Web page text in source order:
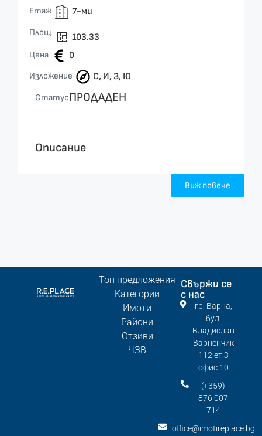
Етаж
7-ми
Площ
103.33
Цена
0
Изложение
С, И, З, Ю
СтатусПРОДАДЕН
Описание
Виж повече
Топ предложения
Категории
Имоти
Райони
Отзиви
ЧЗВ
Свържи се
с нас
гр. Варна,
бул.
Владислав
Варненчик
112 ет.3
офис 10
(+359)
876 007
714
office@imotireplace.bg